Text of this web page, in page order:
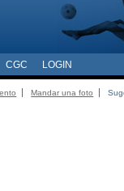
CGC LOGIN
Mandar una foto